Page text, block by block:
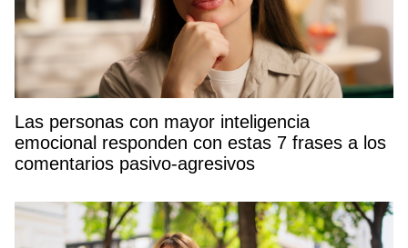
Las personas con mayor inteligencia
emocional responden con estas 7 frases a los
comentarios pasivo-agresivos